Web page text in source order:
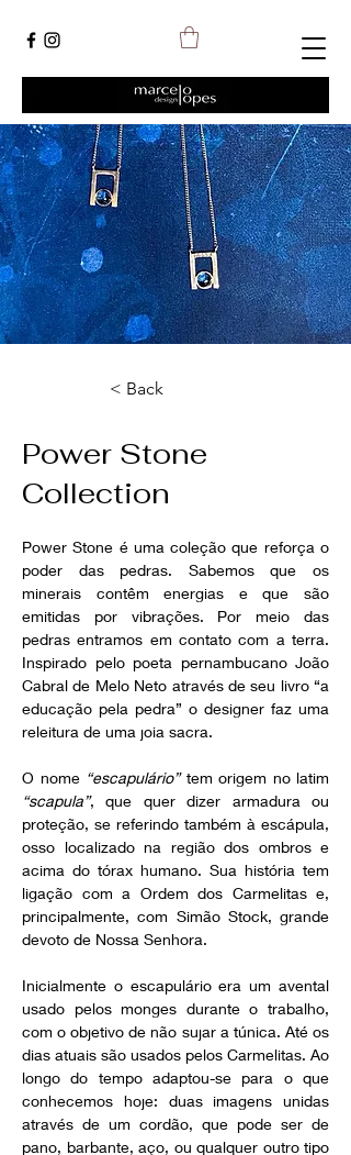
< Back
Power Stone
Collection
Power Stone é uma coleção que reforça o
poder das pedras. Sabemos que os
minerais contêm energias e que são
emitidas por vibrações. Por meio das
pedras entramos em contato com a terra.
Inspirado pelo poeta pernambucano João
Cabral de Melo Neto através de seu livro “a
educação pela pedra” o designer faz uma
releitura de uma joia sacra.
O nome “escapulário”
“scapula”, que quer dizer armadura ou
proteção, se referindo também à escápula,
osso localizado na região dos ombros e
acima do tórax humano. Sua história tem
ligação com a Ordem dos Carmelitas e,
principalmente, com Simão Stock, grande
devoto de Nossa Senhora.
Inicialmente o escapulário era um avental
usado pelos monges durante o trabalho,
com o objetivo de não sujar a túnica. Até os
dias atuais são usados pelos Carmelitas. Ao
longo do tempo adaptou-se para o que
conhecemos hoje: duas imagens unidas
através de um cordão, que pode ser de
pano, barbante, aço, ou qualquer outro tipo